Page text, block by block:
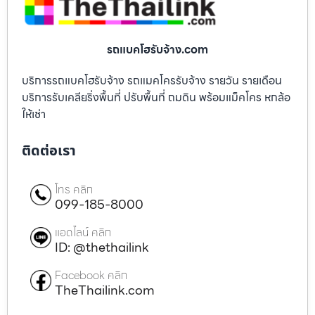
รถแบคโฮรับจ้าง.com
บริการรถแบคโฮรับจ้าง รถแมคโครรับจ้าง รายวัน รายเดือน
บริการรับเคลียริ่งพื้นที่ ปรับพื้นที่ ถมดิน พร้อมแม็คโคร หกล้อ
ให้เช่า
ติดต่อเรา
โทร คลิก
099-185-8000
แอดไลน์ คลิก
ID: @thethailink
Facebook คลิก
TheThailink.com